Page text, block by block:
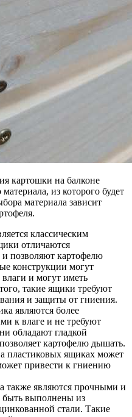
картошки на балконе
из которого будет
материала зависит
классическим
отличаются
позволяют картофелю
конструкции могут
влаги и могут иметь
такие ящики требуют
и защиты от гниения.
являются более
к влаге и не требуют
обладают гладкой
картофелю дышать.
пластиковых ящиках может
привести к гниению
также являются прочными и
выполнены из
стали. Такие